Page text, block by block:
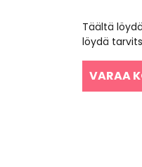
Täältä
löydä
VARAA